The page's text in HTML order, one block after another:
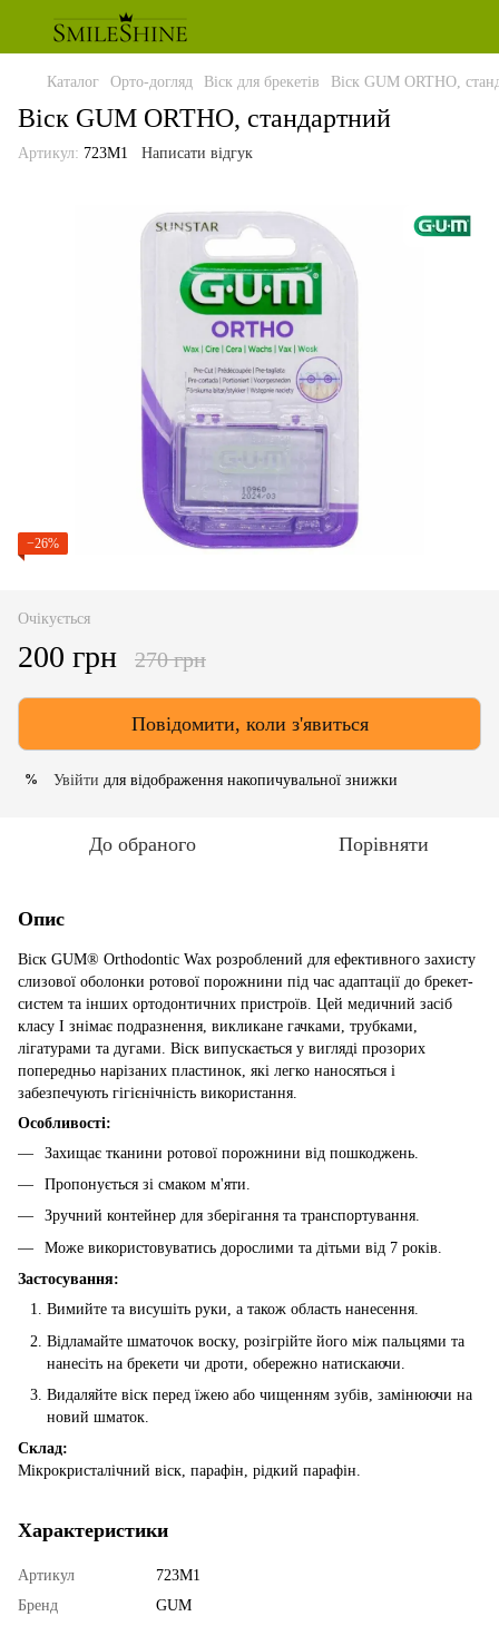
Каталог Орто-догляд Віск для брекетів Віск GUM ORTHO,
Віск GUM ORTHO, стандартний
Артикул: 723M1 Написати відгук
−26%
Очікується
200 грн 270 грн
Повідомити, коли з'явиться
% Увійти для відображення накопичувальної знижки
До обраного Порівняти
Опис
Віск GUM® Orthodontic Wax розроблений для ефективного захисту
слизової оболонки ротової порожнини під час адаптації до брекет-
систем та інших ортодонтичних пристроїв. Цей медичний засіб
класу І знімає подразнення, викликане гачками, трубками,
лігатурами та дугами. Віск випускається у вигляді прозорих
попередньо нарізаних пластинок, які легко наносяться і
забезпечують гігієнічність використання.
Особливості:
Захищає тканини ротової порожнини від пошкоджень.
Пропонується зі смаком м'яти.
Зручний контейнер для зберігання та транспортування.
Може використовуватись дорослими та дітьми від 7 років.
Застосування:
Вимийте та висушіть руки, а також область нанесення.
Відламайте шматочок воску, розігрійте його між пальцями та
нанесіть на брекети чи дроти, обережно натискаючи.
Видаляйте віск перед їжею або чищенням зубів, замінюючи на
новий шматок.
Склад:
Мікрокристалічний віск, парафін, рідкий парафін.
Характеристики
Артикул
723M1
Бренд
GUM